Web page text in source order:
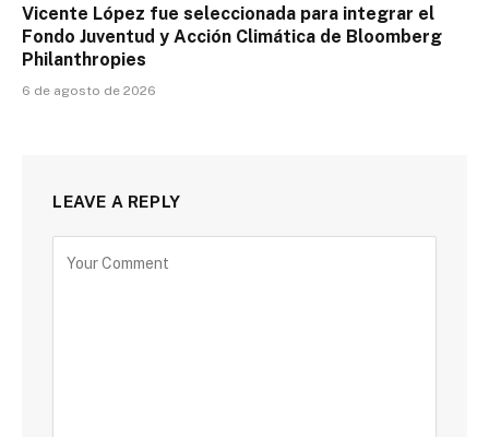
Vicente López fue seleccionada para integrar el
Fondo Juventud y Acción Climática de Bloomberg
Philanthropies
6 de agosto de 2026
LEAVE A REPLY